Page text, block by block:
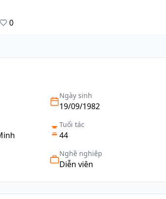
0
Ngày sinh
19/09/1982
Tuổi tác
44
Nghề nghiệp
Diễn viên